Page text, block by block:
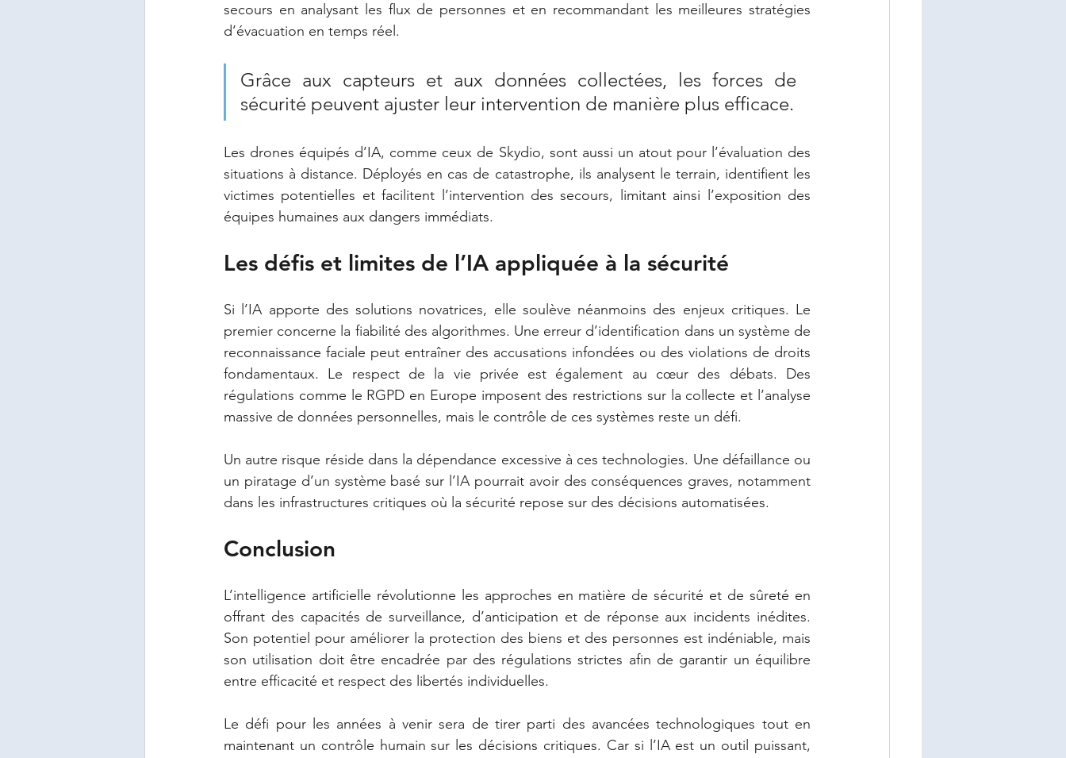
secours en analysant les flux de personnes et en recommandant les meilleures stratégies
d’évacuation en temps réel.
Grâce aux capteurs et aux données collectées, les forces de
sécurité peuvent ajuster leur intervention de manière plus efficace.
Les drones équipés d’IA, comme ceux de Skydio, sont aussi un atout pour l’évaluation des
situations à distance. Déployés en cas de catastrophe, ils analysent le terrain, identifient les
victimes potentielles et facilitent l’intervention des secours, limitant ainsi l’exposition des
équipes humaines aux dangers immédiats.
Les défis et limites de l’IA appliquée à la sécurité
Si l’IA apporte des solutions novatrices, elle soulève néanmoins des enjeux critiques. Le
premier concerne la fiabilité des algorithmes. Une erreur d’identification dans un système de
reconnaissance faciale peut entraîner des accusations infondées ou des violations de droits
fondamentaux. Le respect de la vie privée est également au cœur des débats. Des
régulations comme le RGPD en Europe imposent des restrictions sur la collecte et l’analyse
massive de données personnelles, mais le contrôle de ces systèmes reste un défi.
Un autre risque réside dans la dépendance excessive à ces technologies. Une défaillance ou
un piratage d’un système basé sur l’IA pourrait avoir des conséquences graves, notamment
dans les infrastructures critiques où la sécurité repose sur des décisions automatisées.
Conclusion
L’intelligence artificielle révolutionne les approches en matière de sécurité et de sûreté en
offrant des capacités de surveillance, d’anticipation et de réponse aux incidents inédites.
Son potentiel pour améliorer la protection des biens et des personnes est indéniable, mais
son utilisation doit être encadrée par des régulations strictes afin de garantir un équilibre
entre efficacité et respect des libertés individuelles.
Le défi pour les années à venir sera de tirer parti des avancées technologiques tout en
maintenant un contrôle humain sur les décisions critiques. Car si l’IA est un outil puissant,